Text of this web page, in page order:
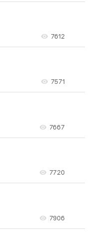
7612
7571
7667
7720
7906